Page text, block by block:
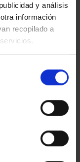
y análisis
información
recopilado a
AÑO GAUDÍ -
MONEDAS